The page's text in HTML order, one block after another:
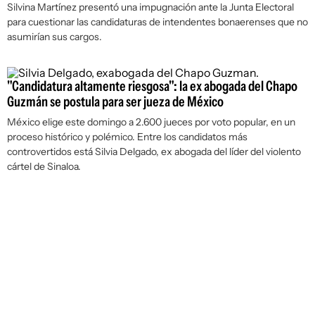
Silvina Martínez presentó una impugnación ante la Junta Electoral
para cuestionar las candidaturas de intendentes bonaerenses que no
asumirían sus cargos.
"Candidatura altamente riesgosa": la ex abogada del Chapo
Guzmán se postula para ser jueza de México
México elige este domingo a 2.600 jueces por voto popular, en un
proceso histórico y polémico. Entre los candidatos más
controvertidos está Silvia Delgado, ex abogada del líder del violento
cártel de Sinaloa.